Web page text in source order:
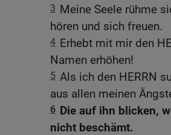
3 Meine Seele rühme
hören und sich freuen.
4 Erhebt mit mir den
Namen erhöhen!
5 Als ich den HERRN
aus allen meinen
6 Die auf ihn blicken,
nicht beschämt.